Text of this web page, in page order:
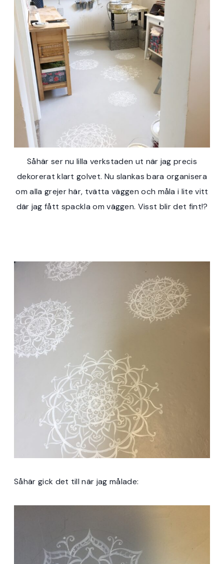
Såhär ser nu lilla verkstaden ut när jag precis
dekorerat klart golvet. Nu slankas bara organisera
om alla grejer här, tvätta väggen och måla i lite vitt
där jag fått spackla om väggen. Visst blir det fint!?
Såhär gick det till när jag målade: